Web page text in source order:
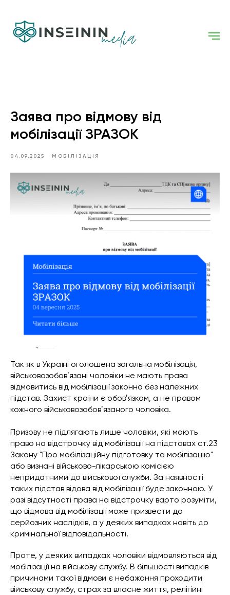
Заява про відмову від
мобілізації ЗРАЗОК
04.09.2025 МОБІЛІЗАЦІЯ
Так як в Україні оголошена загальна мобілізація,
військовозобовʼязані чоловіки не мають права
відмовитись від мобілізації законно без належних
підстав. Захист країни є обовʼязком, а не правом
кожного військовозобовʼязаного чоловіка.
Призову не підлягають лише чоловіки, які мають
право на відстрочку від мобілізації на підставах ст.23
Закону "Про мобілізаційну підготовку та мобілізацію"
або визнані військово-лікарською комісією
непридатними до військової служби. За наявності
таких підстав відова від мобілізації буде законною. У
разі відсутності права на відстрочку варто розуміти,
що відмова від мобілізації може призвести до
серйозних наслідків, а у деяких випадках навіть до
кримінальної відповідальності.
Проте, у деяких випадках чоловіки відмовляються від
мобілізації на військову службу. В більшості випадків
причинами такої відмови є небажання проходити
військову службу, страх за власне життя, релігійні